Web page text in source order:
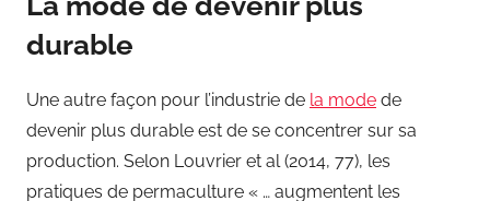
durable
Une autre façon pour l’industrie de la mode de
devenir plus durable est de se concentrer sur sa
production. Selon Louvrier et al (2014, 77), les
pratiques de permaculture « … augmentent les